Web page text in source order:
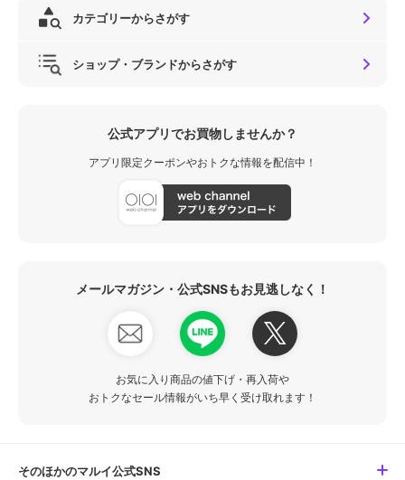
カテゴリーからさがす
ショップ・ブランドからさがす
公式アプリでお買物しませんか？
アプリ限定クーポンやおトクな情報を配信中！
メールマガジン・公式SNSもお見逃しなく！
お気に入り商品の値下げ・再入荷や
おトクなセール情報がいち早く受け取れます！
そのほかのマルイ公式SNS